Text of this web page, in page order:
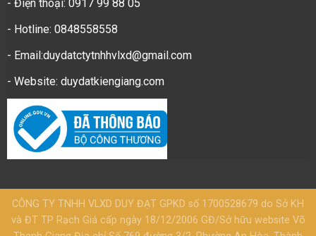
- Điện thoại: 0917 99 88 05
- Hotline: 0848558558
- Email:duydatctytnhhvlxd@gmail.com
- Website: duydatkiengiang.com
CÔNG TY TNHH VLXD DUY ĐẠT GPKD số 1700528679 do Sở KH
và ĐT TP Rạch Giá cấp ngày 18/12/2006 GĐ/Sở hữu website Võ